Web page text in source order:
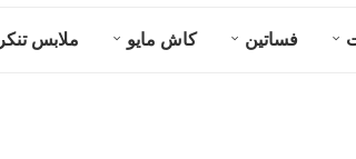
فساتين كاش مايو ملابس تنكر